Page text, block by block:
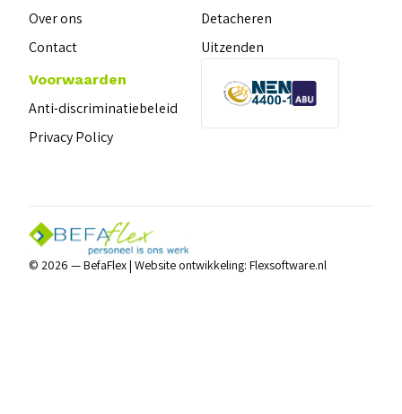
Over ons
Contact
Detacheren
Uitzenden
Voorwaarden
Anti-discriminatiebeleid
Privacy Policy
© 2026 — BefaFlex | Website ontwikkeling: Flexsoftware.nl